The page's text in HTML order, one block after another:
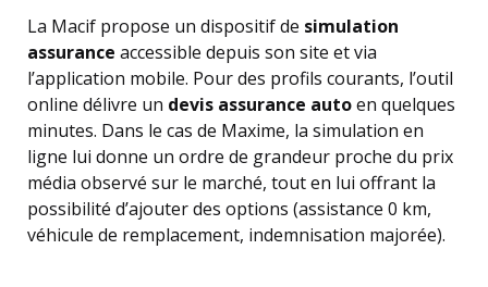
La Macif propose un dispositif de simulation
assurance accessible depuis son site et via
l’application mobile. Pour des profils courants, l’outil
online délivre un devis assurance autoen quelques
minutes. Dans le cas de Maxime, la simulation en
ligne lui donne un ordre de grandeur proche du prix
média observé sur le marché, tout en lui offrant la
possibilité d’ajouter des options (assistance 0 km,
véhicule de remplacement, indemnisation majorée).